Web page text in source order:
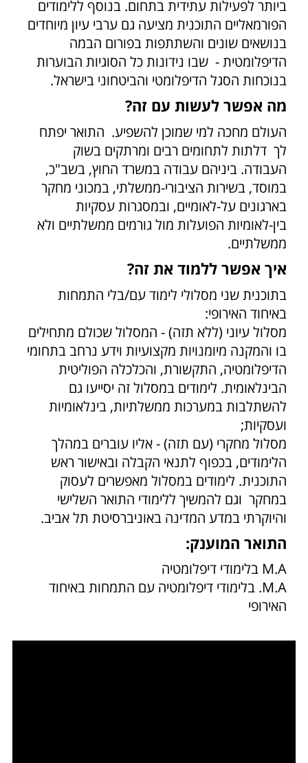
ביותר לפעילות עתידית בתחום. בנוסף ללימודים
הפורמאליים התוכנית מציעה גם ערבי עיון מיוחדים
בנושאים שונים והשתתפות בפורום הבמה
הדיפלומטית - שבו נידונות כל הסוגיות הבוערות
בנוכחות הסגל הדיפלומטי והביטחוני בישראל.
מה אפשר לעשות עם זה?
העולם מחכה למי שמוכן להשפיע. התואר יפתח
לך דלתות לתחומים רבים ומרתקים בשוק
העבודה. ביניהם עבודה במשרד החוץ, בשב"כ,
במוסד, בשירות הציבורי-ממשלתי, במכוני מחקר
בארגונים על-לאומיים, ובמסגרות עסקיות
בין-לאומיות הפועלות מול גורמים ממשלתיים ולא
ממשלתיים.
איך אפשר ללמוד את זה?
בתוכנית שני מסלולי לימוד עם/בלי התמחות
באיחוד האירופי:
מסלול עיוני (ללא תזה) - המסלול שכולם מתחילים
בו והמקנה מיומנויות מקצועיות וידע נרחב בתחומי
הדיפלומטיה, התקשורת, והכלכלה הפוליטית
הבינלאומית. לימודים במסלול זה יסייעו גם
להשתלבות במערכות ממשלתיות, בינלאומיות
ועסקיות;
מסלול מחקרי (עם תזה) - אליו עוברים במהלך
הלימודים, בכפוף לתנאי הקבלה ובאישור ראש
התוכנית. לימודים במסלול מאפשרים לעסוק
במחקר וגם להמשיך ללימודי התואר השלישי
והיוקרתי במדע המדינה באוניברסיטת תל אביב.
התואר המוענק:
M.A בלימודי דיפלומטיה
M.A. בלימודי דיפלומטיה עם התמחות באיחוד
האירופי